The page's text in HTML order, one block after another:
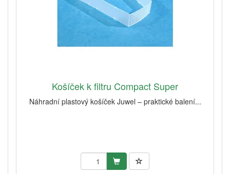
Košíček k filtru Compact Super
Náhradní plastový košíček Juwel – praktické balení...